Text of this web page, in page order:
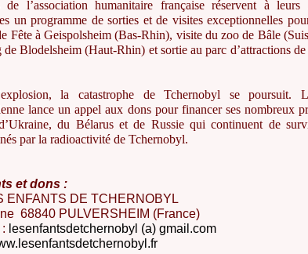
de l’association humanitaire française réservent à
un programme de sorties et de visites exceptionnelles
Fête à Geispolsheim (Bas-Rhin), visite du zoo de Bâle
de Blodelsheim (Haut-Rhin) et sortie au parc d’attractions
la catastrophe de Tchernobyl se poursuit.
lance un appel aux dons pour financer ses nombreux
du Bélarus et de Russie qui continuent de
par la radioactivité de Tchernobyl.
et dons :
ENFANTS DE TCHERNOBYL
68840 PULVERSHEIM (France)
lesenfantsdetchernobyl (a) gmail.com